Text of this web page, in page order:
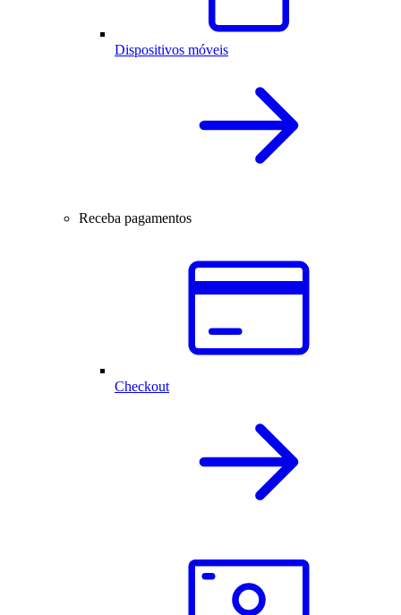
Dispositivos móveis
Receba pagamentos
Checkout